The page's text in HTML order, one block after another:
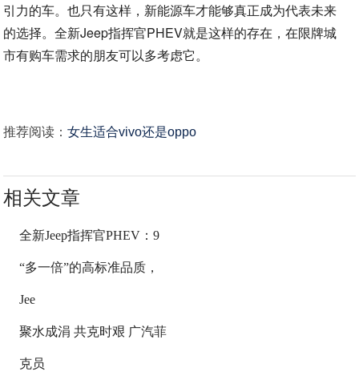
引力的车。也只有这样，新能源车才能够真正成为代表未来
的选择。全新Jeep指挥官PHEV就是这样的存在，在限牌城
市有购车需求的朋友可以多考虑它。
推荐阅读：女生适合vivo还是oppo
相关文章
全新Jeep指挥官PHEV：9
“多一倍”的高标准品质，
Jee
聚水成涓 共克时艰 广汽菲
克员